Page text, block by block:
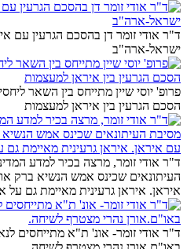
ד"ר אודי זומר דן בהסכם הגרעין עם
ישראל-ארה"ב
פרופ' יוסי שיין מתייחס בין השאר
הסכם הגרעין בין איראן למעצמות
ד"ר אודי זומר, מרצה בכיר למדע
העיתונאים שכינס אמש הנשיא ברק
איראן. איראן גרעינית מאיימת גם על
ד"ר אודי זומר- אונ' ת"א מתייחסים